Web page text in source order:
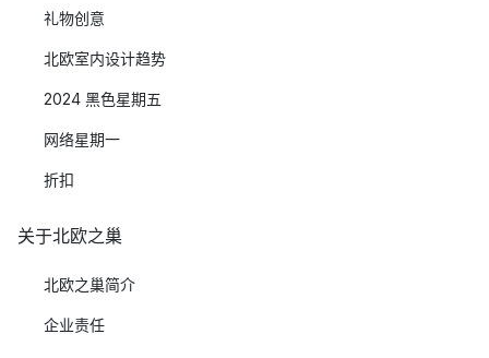
礼物创意
北欧室内设计趋势
2024 黑色星期五
网络星期一
折扣
关于北欧之巢
北欧之巢简介
企业责任